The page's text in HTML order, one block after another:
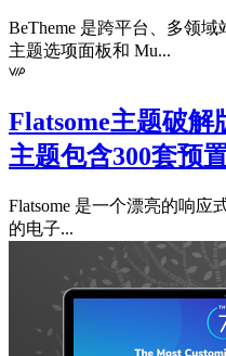
BeTheme 是跨平台、多领
主题选项面板和 Mu...
Flatsome主题破解
主题包含300套预
Flatsome 是一个漂亮的响应
的电子...